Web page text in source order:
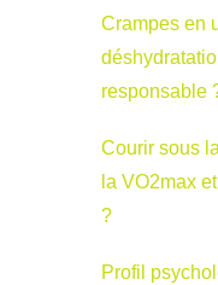
Crampes en
responsable
Courir sous
la VO2max
?
Profil